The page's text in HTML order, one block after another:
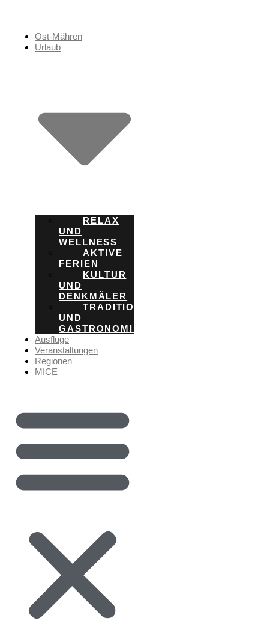
Ost-Mähren
Urlaub
RELAX
UND
WELLNESS
AKTIVE
FERIEN
KULTUR
UND
DENKMÄLER
TRADITION
UND
GASTRONOMIE
Ausflüge
Veranstaltungen
Regionen
MICE